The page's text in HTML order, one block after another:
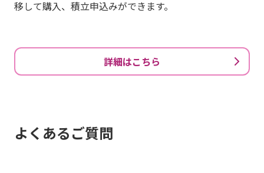
移して購入、積立申込みができます。
詳細はこちら
よくあるご質問